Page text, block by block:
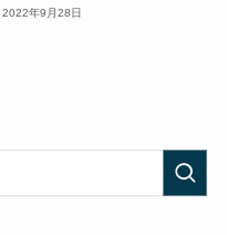
2022年9月28日